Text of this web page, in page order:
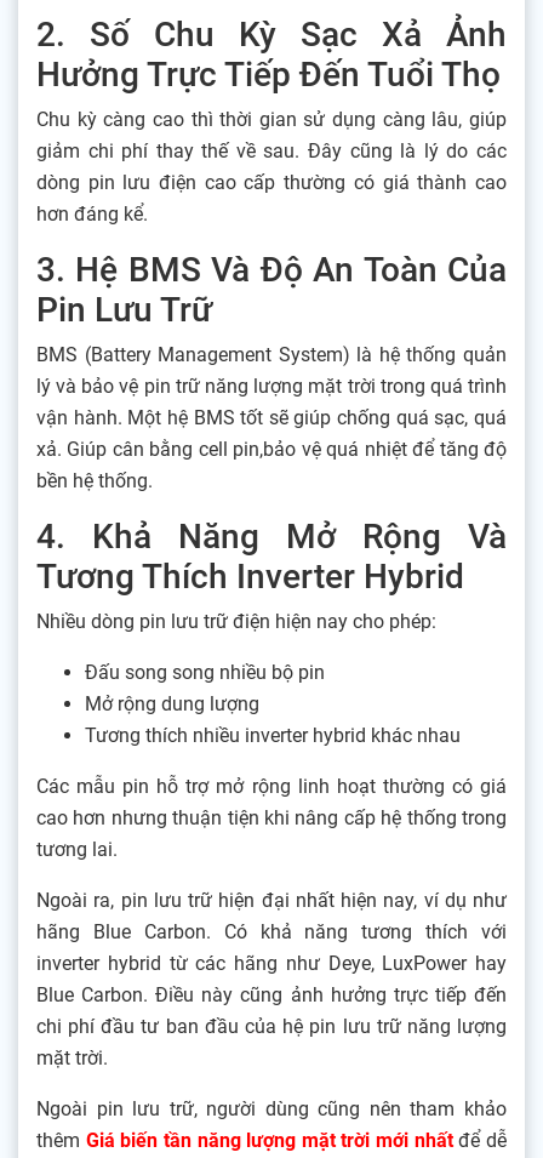
2. Số Chu Kỳ Sạc Xả Ảnh
Hưởng Trực Tiếp Đến Tuổi Thọ
Chu kỳ càng cao thì thời gian sử dụng càng lâu, giúp
giảm chi phí thay thế về sau. Đây cũng là lý do các
dòng pin lưu điện cao cấp thường có giá thành cao
hơn đáng kể.
3. Hệ BMS Và Độ An Toàn Của
Pin Lưu Trữ
BMS (Battery Management System) là hệ thống quản
lý và bảo vệ pin trữ năng lượng mặt trời trong quá trình
vận hành. Một hệ BMS tốt sẽ giúp chống quá sạc, quá
xả. Giúp cân bằng cell pin,bảo vệ quá nhiệt để tăng độ
bền hệ thống.
4. Khả Năng Mở Rộng Và
Tương Thích Inverter Hybrid
Nhiều dòng pin lưu trữ điện hiện nay cho phép:
Đấu song song nhiều bộ pin
Mở rộng dung lượng
Tương thích nhiều inverter hybrid khác nhau
Các mẫu pin hỗ trợ mở rộng linh hoạt thường có giá
cao hơn nhưng thuận tiện khi nâng cấp hệ thống trong
tương lai.
Ngoài ra, pin lưu trữ hiện đại nhất hiện nay, ví dụ như
hãng Blue Carbon. Có khả năng tương thích với
inverter hybrid từ các hãng như Deye, LuxPower hay
Blue Carbon. Điều này cũng ảnh hưởng trực tiếp đến
chi phí đầu tư ban đầu của hệ pin lưu trữ năng lượng
mặt trời.
Ngoài pin lưu trữ, người dùng cũng nên tham khảo
thêm Giá biến tần năng lượng mặt trời mới nhấtđể dễ